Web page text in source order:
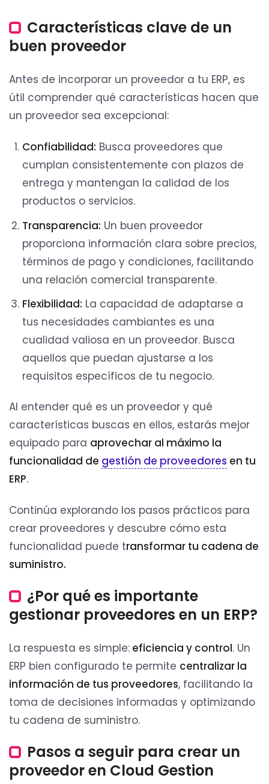
Características clave de un
buen proveedor
Antes de incorporar un proveedor a tu ERP, es
útil comprender qué características hacen que
un proveedor sea excepcional:
Confiabilidad: Busca proveedores que
cumplan consistentemente con plazos de
entrega y mantengan la calidad de los
productos o servicios.
Transparencia: Un buen proveedor
proporciona información clara sobre precios,
términos de pago y condiciones, facilitando
una relación comercial transparente.
Flexibilidad: La capacidad de adaptarse a
tus necesidades cambiantes es una
cualidad valiosa en un proveedor. Busca
aquellos que puedan ajustarse a los
requisitos específicos de tu negocio.
Al entender qué es un proveedor y qué
características buscas en ellos, estarás mejor
equipado para aprovechar al máximo la
funcionalidad de gestión de proveedores en tu
ERP.
Continúa explorando los pasos prácticos para
crear proveedores y descubre cómo esta
funcionalidad puede transformar tu cadena de
suministro.
¿Por qué es importante
gestionar proveedores en un ERP?
La respuesta es simple: eficiencia y control. Un
ERP bien configurado te permite centralizar la
información de tus proveedores, facilitando la
toma de decisiones informadas y optimizando
tu cadena de suministro.
Pasos a seguir para crear un
proveedor en Cloud Gestion